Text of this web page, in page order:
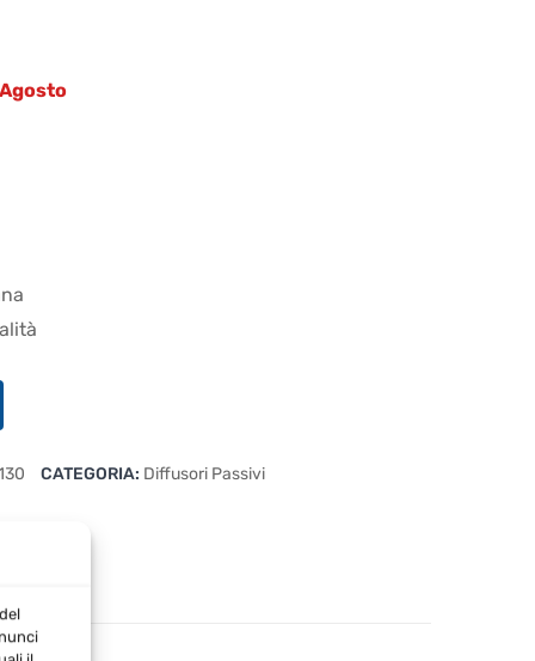
CATEGORIA: Diffusori Passivi